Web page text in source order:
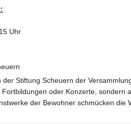
Uhr
der Stiftung Scheuern der
Fortbildungen oder Konzerte, sondern
der Bewohner schmücken die